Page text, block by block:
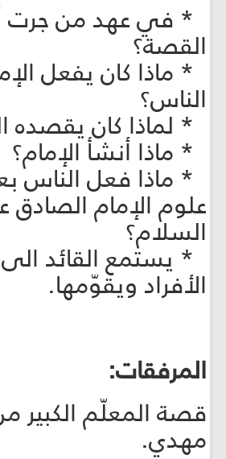
* في عهد من جرت
القصة؟
* ماذا كان يفعل
الناس؟
* لماذا كان يقصده
* ماذا أنشأ الإمام؟
* ماذا فعل الناس
علوم الإمام الصادق
السلام؟
* يستمع القائد الى
الأفراد ويقوّمها.
المرفقات:
قصة المعلّم الكبير
مهدي.